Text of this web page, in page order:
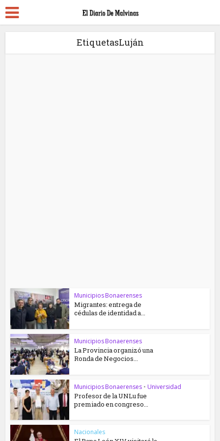
EtiquetasLuján
Municipios Bonaerenses
Migrantes: entrega de
cédulas de identidad a...
Municipios Bonaerenses
La Provincia organizó una
Ronda de Negocios...
Municipios Bonaerenses • Universidad
Profesor de la UNLu fue
premiado en congreso...
Nacionales